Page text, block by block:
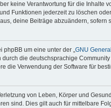
keine Verantwortung für die
Funktionen jederzeit zu löschen
deine Beiträge abzuändern,
um eine unter der „ GNU
die deutschsprachige
die Verwendung der Software für
von Leben, Körper und
sind. Dies gilt auch für mittelbare